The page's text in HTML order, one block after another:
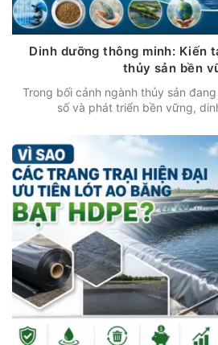
Dinh dưỡng thông minh: Kiến
thủy sản bền
Trong bối cảnh ngành thủy sản
số và phát triển bền vững,